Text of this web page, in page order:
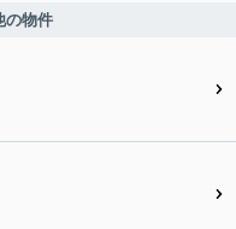
の物件